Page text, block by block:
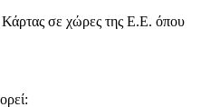
Κάρτας σε χώρες της Ε.Ε. όπου